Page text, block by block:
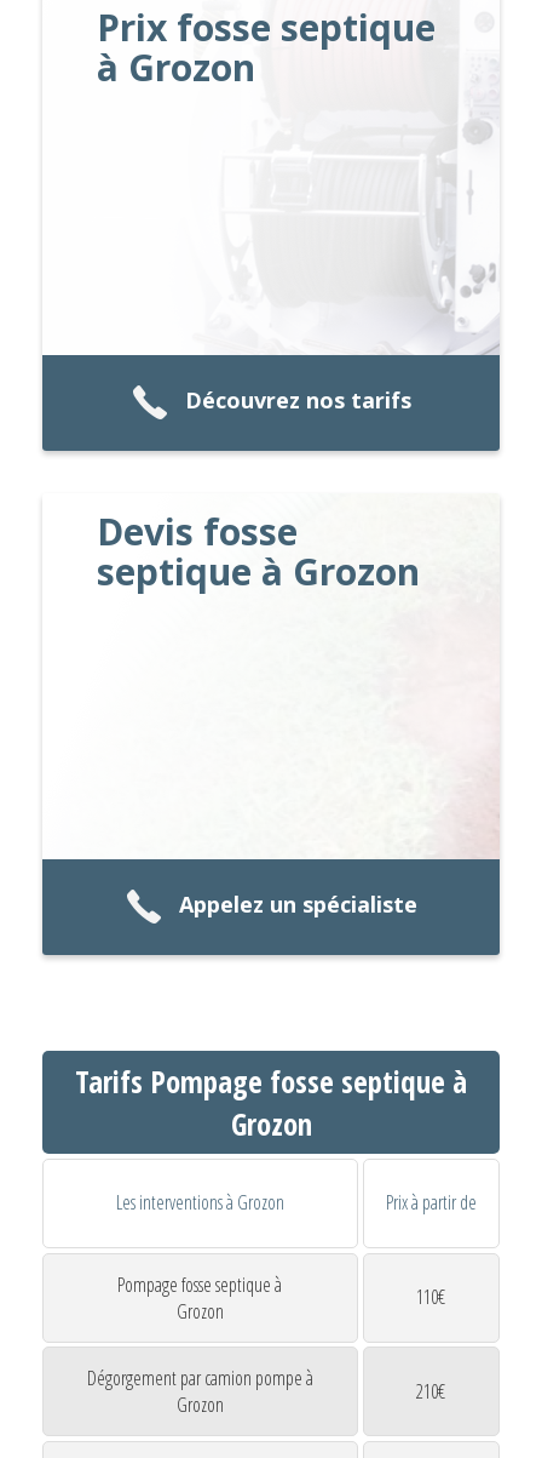
Prix fosse septique
à Grozon
Découvrez nos tarifs
Devis fosse
septique à Grozon
Appelez un spécialiste
Tarifs Pompage fosse septique à
Grozon
Les interventions à Grozon Prix à partir de
Pompage fosse septique à
Grozon
110€
Dégorgement par camion pompe à
Grozon
210€